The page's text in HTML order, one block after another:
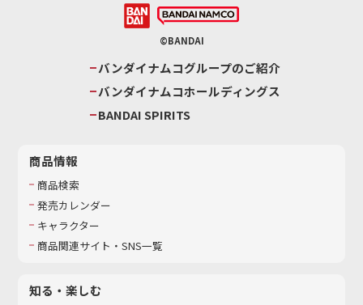
©BANDAI
バンダイナムコグループのご紹介
バンダイナムコホールディングス
BANDAI SPIRITS
商品情報
商品検索
発売カレンダー
キャラクター
商品関連サイト・SNS一覧
知る・楽しむ